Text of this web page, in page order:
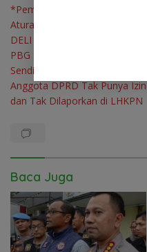
pos
*Pembuat Aturan, Melanggar
Aturan Itu Sendiri* IRONI DI
DELI SERDANG: Pengawas
PBG Diduga Langgar Aturan
Sendiri, Bangunan Mewah
Anggota DPRD Tak Punya Izin
dan Tak Dilaporkan di LHKPN
Baca Juga